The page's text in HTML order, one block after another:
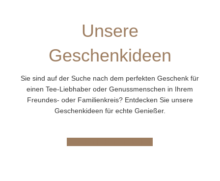
Unsere
Geschenkideen
Sie sind auf der Suche nach dem perfekten Geschenk für
einen Tee-Liebhaber oder Genussmenschen in Ihrem
Freundes- oder Familienkreis? Entdecken Sie unsere
Geschenkideen für echte Genießer.